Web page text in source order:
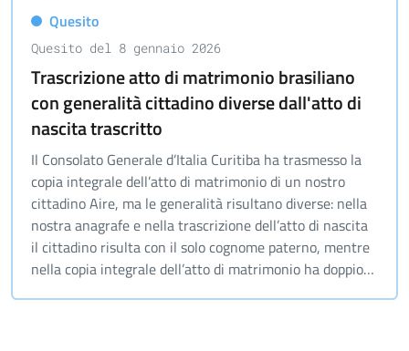
Quesito
Quesito del 8 gennaio 2026
Trascrizione atto di matrimonio brasiliano
con generalità cittadino diverse dall'atto di
nascita trascritto
Il Consolato Generale d’Italia Curitiba ha trasmesso la
copia integrale dell’atto di matrimonio di un nostro
cittadino Aire, ma le generalità risultano diverse: nella
nostra anagrafe e nella trascrizione dell’atto di nascita
il cittadino risulta con il solo cognome paterno, mentre
nella copia integrale dell’atto di matrimonio ha doppio